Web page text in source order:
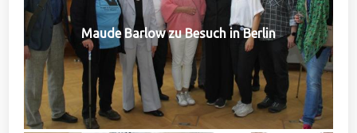
Maude Barlow zu Besuch in Berlin